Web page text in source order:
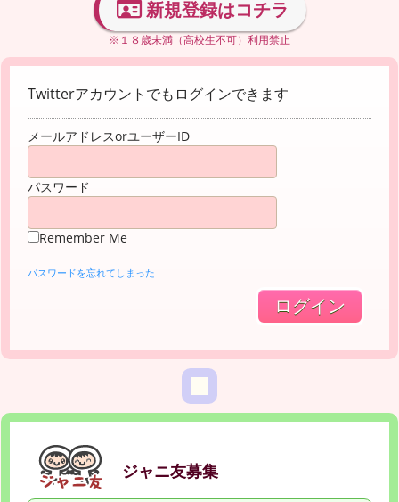
新規登録はコチラ
※１８歳未満（高校生不可）利用禁止
Twitterアカウントでもログインできます
メールアドレスorユーザーID
パスワード
Remember Me
パスワードを忘れてしまった
ジャニ友募集